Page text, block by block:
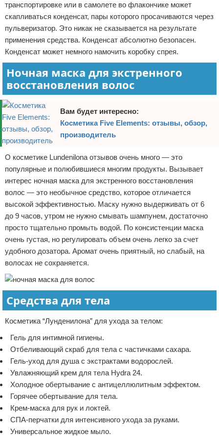
транспортировке или в самолете во флакончике может
скапливаться конденсат, пары которого просачиваются через
пульверизатор. Это никак не сказывается на результате
применения средства. Конденсат абсолютно безопасен.
Конденсат может немного намочить коробку спрея.
Ночная маска для экстренного
восстановления волос
Вам будет интересно:
Косметика Five Elements: отзывы, обзор,
производитель
О косметике Lundenilona отзывов очень много — это
популярные и полюбившиеся многим продукты. Вызывает
интерес ночная маска для экстренного восстановления
волос — это необычное средство, которое отличается
высокой эффективностью. Маску нужно выдерживать от 6
до 9 часов, утром не нужно смывать шампунем, достаточно
просто тщательно промыть водой. По консистенции маска
очень густая, но регулировать объем очень легко за счет
удобного дозатора. Аромат очень приятный, но слабый, на
волосах не сохраняется.
Средства для тела
Косметика “Лунденилона” для ухода за телом:
Гель для интимной гигиены.
Отбеливающий скраб для тела с частичками сахара.
Гель-уход для душа с экстрактами водорослей.
Увлажняющий крем для тела Hydra 24.
Холодное обертывание с антицеллюлитным эффектом.
Горячее обертывание для тела.
Крем-маска для рук и локтей.
СПА-перчатки для интенсивного ухода за руками.
Универсальное жидкое мыло.